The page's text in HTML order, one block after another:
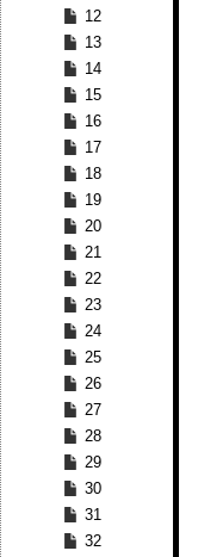
12
13
14
15
16
17
18
19
20
21
22
23
24
25
26
27
28
29
30
31
32